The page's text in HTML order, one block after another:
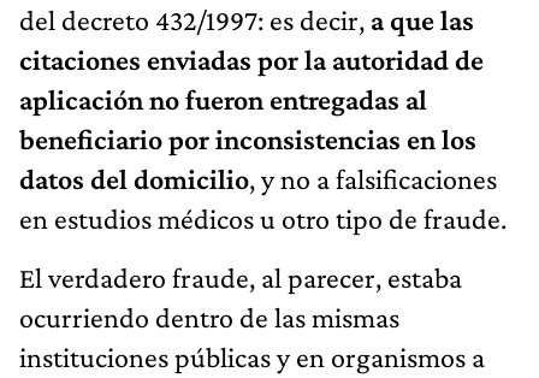
del decreto 432/1997: es decir, a que las
citaciones enviadas por la autoridad de
aplicación no fueron entregadas al
beneficiario por inconsistencias en los
datos del domicilio, y no a falsificaciones
en estudios médicos u otro tipo de fraude.
El verdadero fraude, al parecer, estaba
ocurriendo dentro de las mismas
instituciones públicas y en organismos a